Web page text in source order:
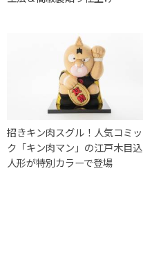
招きキン肉スグル！人気コミッ
ク「キン肉マン」の江戸木目込
人形が特別カラーで登場